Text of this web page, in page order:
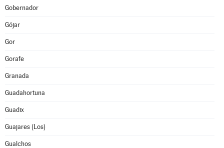
Gobernador
Gójar
Gor
Gorafe
Granada
Guadahortuna
Guadix
Guajares (Los)
Gualchos